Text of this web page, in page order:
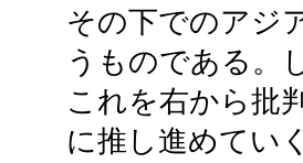
その下でのアジ
うものである。
これを右から批
に推し進めてい